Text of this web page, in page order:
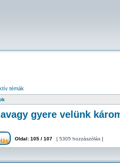
témák
gyere velünk
Oldal: 105 / 107 [ 5305 hozzászólás ]